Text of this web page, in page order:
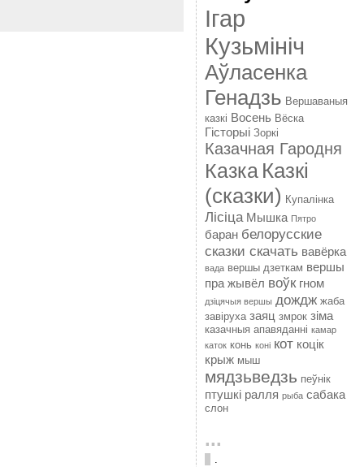
Ігар
Кузьмініч
Аўласенка
Генадзь Вершаваныя
казкі Восень Вёска
Гісторыі Зоркі
Казачная Гародня
Казка Казкі
(сказки) Купалінка
Лісіца Мышка Пятро
баран белорусские
сказки скачать вавёрка
вада вершы дзеткам вершы
пра жывёл воўк гном
дзіцячыя вершы дождж жаба
завіруха заяц змрок зіма
казачныя апавяданні камар
каток конь коні кот коцік
крыж мыш
мядзьведзь пеўнік
птушкі ралля рыба сабака
слон
...
.